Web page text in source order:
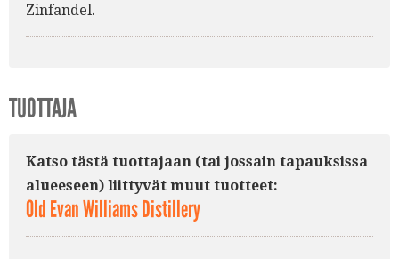
Zinfandel.
TUOTTAJA
Katso tästä tuottajaan (tai jossain tapauksissa
alueeseen) liittyvät muut tuotteet:
Old Evan Williams Distillery